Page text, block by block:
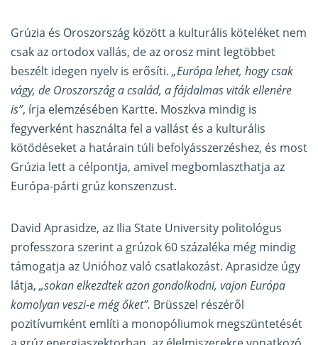
Grúzia és Oroszország között a kulturális köteléket nem
csak az ortodox vallás, de az orosz mint legtöbbet
beszélt idegen nyelv is erősíti. „Európa lehet, hogy csak
vágy, de Oroszország a család, a fájdalmas viták ellenére
is”, írja elemzésében Kartte. Moszkva mindig is
fegyverként használta fel a vallást és a kulturális
kötödéseket a határain túli befolyásszerzéshez, és most
Grúzia lett a célpontja, amivel megbomlaszthatja az
Európa-párti grúz konszenzust.
David Aprasidze, az Ilia State University politológus
professzora szerint a grúzok 60 százaléka még mindig
támogatja az Unióhoz való csatlakozást. Aprasidze úgy
látja, „sokan elkezdtek azon gondolkodni, vajon Európa
komolyan veszi-e még őket”. Brüsszel részéről
pozitívumként említi a monopóliumok megszüntetését